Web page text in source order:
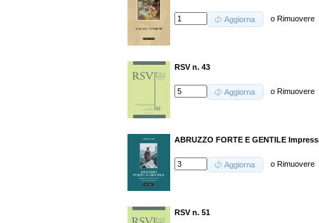
Aggiorna oRimuovere
RSV n. 43
Aggiorna oRimuovere
ABRUZZO FORTE E GENTILE
Aggiorna oRimuovere
RSV n. 51